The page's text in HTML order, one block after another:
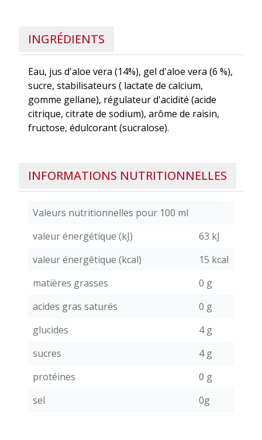
INGRÉDIENTS
Eau, jus d'aloe vera (14%), gel d'aloe vera (6 %),
sucre, stabilisateurs ( lactate de calcium,
gomme gellane), régulateur d'acidité (acide
citrique, citrate de sodium), arôme de raisin,
fructose, édulcorant (sucralose).
INFORMATIONS NUTRITIONNELLES
Valeurs nutritionnelles pour 100 ml
valeur énergétique (kJ)
63 kJ
valeur énergétique (kcal)
15 kcal
matières grasses
0 g
acides gras saturés
0 g
glucides
4 g
sucres
4 g
protéines
0 g
sel
0g